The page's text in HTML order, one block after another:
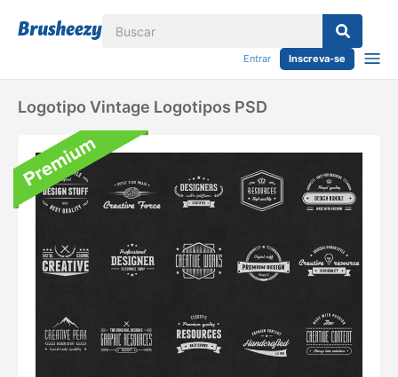
Entrar Inscreva-se
Logotipo Vintage Logotipos PSD